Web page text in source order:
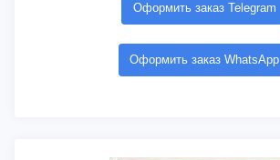
Оформить заказ Telegram
Оформить заказ WhatsApp